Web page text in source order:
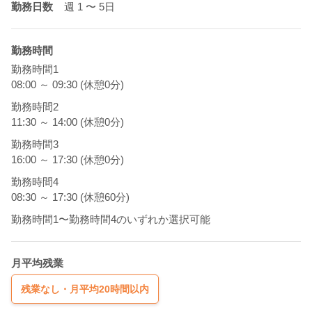
勤務日数 週 1 〜 5日
勤務時間
勤務時間1
08:00 ～ 09:30 (休憩0分)
勤務時間2
11:30 ～ 14:00 (休憩0分)
勤務時間3
16:00 ～ 17:30 (休憩0分)
勤務時間4
08:30 ～ 17:30 (休憩60分)
勤務時間1〜勤務時間4のいずれか選択可能
月平均残業
残業なし・月平均20時間以内